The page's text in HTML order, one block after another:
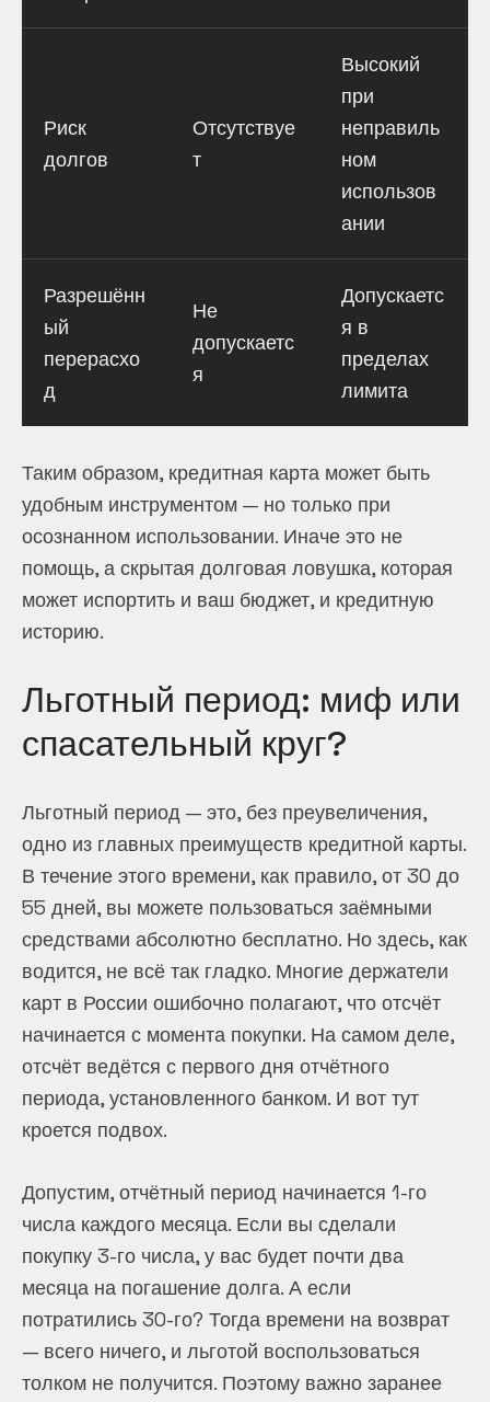
Риск
долгов
Отсутствуе
т
Высокий
при
неправиль
ном
использов
ании
Разрешённ
ый
перерасхо
д
Не
допускаетс
я
Допускаетс
я в
пределах
лимита
Таким образом, кредитная карта может быть
удобным инструментом — но только при
осознанном использовании. Иначе это не
помощь, а скрытая долговая ловушка, которая
может испортить и ваш бюджет, и кредитную
историю.
Льготный период: миф или
спасательный круг?
Льготный период — это, без преувеличения,
одно из главных преимуществ кредитной карты.
В течение этого времени, как правило, от 30 до
55 дней, вы можете пользоваться заёмными
средствами абсолютно бесплатно. Но здесь, как
водится, не всё так гладко. Многие держатели
карт в России ошибочно полагают, что отсчёт
начинается с момента покупки. На самом деле,
отсчёт ведётся с первого дня отчётного
периода, установленного банком. И вот тут
кроется подвох.
Допустим, отчётный период начинается 1-го
числа каждого месяца. Если вы сделали
покупку 3-го числа, у вас будет почти два
месяца на погашение долга. А если
потратились 30-го? Тогда времени на возврат
— всего ничего, и льготой воспользоваться
толком не получится. Поэтому важно заранее